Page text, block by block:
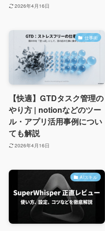
2026年4月16日
仕事術
【快適】GTDタスク管理の
やり方 | notionなどのツー
ル・アプリ活用事例につい
ても解説
2026年4月16日
AIスキル